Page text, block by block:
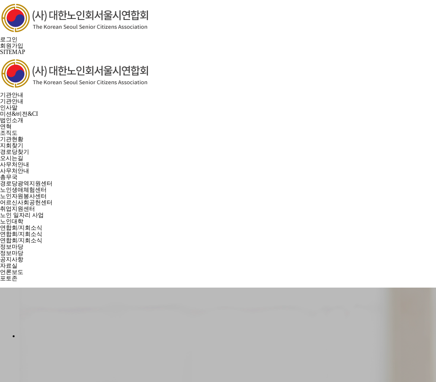
로그인
회원가입
SITEMAP
기관안내
기관안내
인사말
미션&비전&CI
법인소개
연혁
조직도
기관현황
지회찾기
경로당찾기
오시는길
사무처안내
사무처안내
총무국
경로당광역지원센터
노인생애체험센터
노인자원봉사센터
어르신사회공헌센터
취업지원센터
노인 일자리 사업
노인대학
연합회/지회소식
연합회/지회소식
연합회/지회소식
정보마당
정보마당
공지사항
자료실
언론보도
포토존